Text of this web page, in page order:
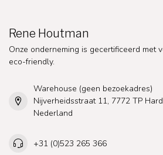
Rene Houtman
Onze onderneming is gecertificeerd met
eco-friendly.
Warehouse (geen bezoekadres)
Nijverheidsstraat 11, 7772 TP
Nederland
+31 (0)523 265 366